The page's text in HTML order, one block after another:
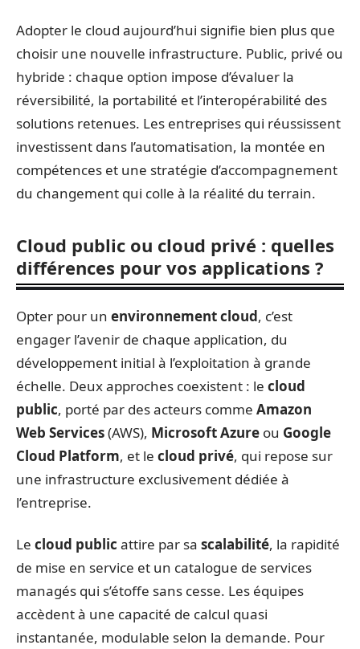
Adopter le cloud aujourd’hui signifie bien plus que
choisir une nouvelle infrastructure. Public, privé ou
hybride : chaque option impose d’évaluer la
réversibilité, la portabilité et l’interopérabilité des
solutions retenues. Les entreprises qui réussissent
investissent dans l’automatisation, la montée en
compétences et une stratégie d’accompagnement
du changement qui colle à la réalité du terrain.
Cloud public ou cloud privé : quelles
différences pour vos applications ?
Opter pour un environnement cloud, c’est
engager l’avenir de chaque application, du
développement initial à l’exploitation à grande
échelle. Deux approches coexistent : le cloud
public, porté par des acteurs comme Amazon
Web Services(AWS), Microsoft Azure ou Google
Cloud Platform, et le cloud privé, qui repose sur
une infrastructure exclusivement dédiée à
l’entreprise.
Le cloud public attire par sa scalabilité, la rapidité
de mise en service et un catalogue de services
managés qui s’étoffe sans cesse. Les équipes
accèdent à une capacité de calcul quasi
instantanée, modulable selon la demande. Pour